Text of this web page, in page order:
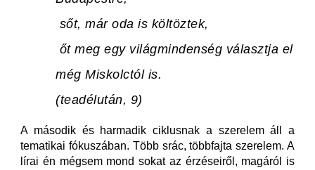
sőt, már oda is költöztek,
őt meg egy világmindenség választja el
még Miskolctól is.
(teadélután, 9)
A második és harmadik ciklusnak a szerelem áll a
tematikai fókuszában. Több srác, többfajta szerelem. A
lírai én mégsem mond sokat az érzéseiről, magáról is